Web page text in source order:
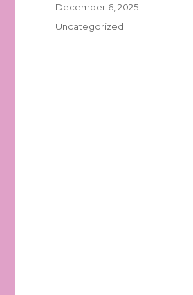
Posted
on
December 6, 2025
Categories
Uncategorized